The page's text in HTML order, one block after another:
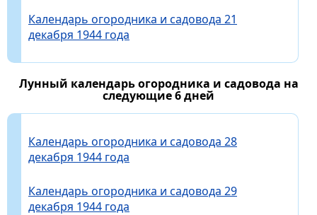
Календарь огородника и садовода 21
декабря 1944 года
Лунный календарь огородника и садовода на
следующие 6 дней
Календарь огородника и садовода 28
декабря 1944 года
Календарь огородника и садовода 29
декабря 1944 года